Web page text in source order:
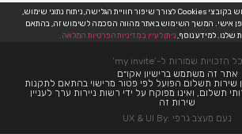
לידיעתך, אתר זה עושה שימוש בקובצי Cookies לצורך שיפור חוויית הגלישה, ניתוח נתוני שימוש,
אישי. המשך השימוש באתר מהווה הסכמה לשימוש זה, בהתאם
שלנו. למידע נוסף,ניתן לעיין במדיניות הפרטיות המלאה.
כל הזכויות שמורות ל-’my invite’
אתר זה משתמש ברישיון אקו״ם
שירות תשלום הפועל לפי פטור מרישוי בהתאם לתקנות
תשלום, ואינו מפוקח על ידי רשות ניירות ערך לעניין
שירות זה
נעם מעצב גרפי :UX & UI By